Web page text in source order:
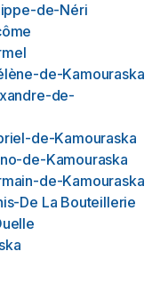
de-Néri
de-Kamouraska
de-
de-Kamouraska
de-Kamouraska
de-Kamouraska
De La Bouteillerie